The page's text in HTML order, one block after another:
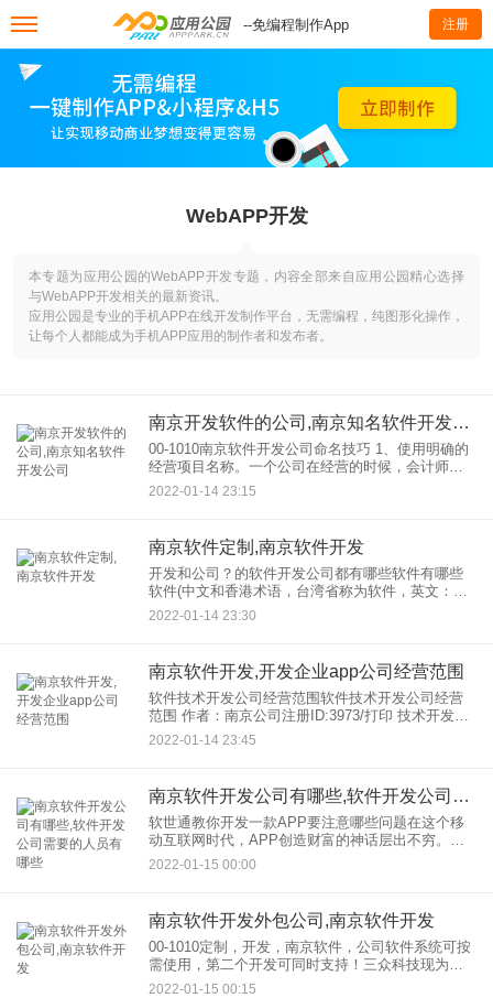
--免编程制作App 注册
WebAPP开发
本专题为应用公园的WebAPP开发专题，内容全部来自应用公园精心选择
与WebAPP开发相关的最新资讯。
应用公园是专业的手机APP在线开发制作平台，无需编程，纯图形化操作，
让每个人都能成为手机APP应用的制作者和发布者。
南京开发软件的公司,南京知名软件开发公司
00-1010南京软件开发公司命名技巧 1、使用明确的
经营项目名称。一个公司在经营的时候，会计师一
定要规划好怎么经营，而公司一定要明确自己要经
营的项目，然后在给公司，起名的时候一定要把握
2022-01-14 23:15
南京软件定制,南京软件开发
开发和公司？的软件开发公司都有哪些软件有哪些
软件(中文和香港术语，台湾省称为软件，英文：
Software)是以特定顺序组织的计算机数据和指令的
集合。简单来说，软件就是程序和文档的集合。也
2022-01-14 23:30
南京软件开发,开发企业app公司经营范围
软件技术开发公司经营范围软件技术开发公司经营
范围 作者：南京公司注册ID:3973/打印 技术开发公
司业务范围参考1: 许可经营项目：(上述经营范围涉
及许可经营项目的，凭许可证书或批
2022-01-14 23:45
南京软件开发公司有哪些,软件开发公司需要的人员有哪些
软世通教你开发一款APP要注意哪些问题在这个移
动互联网时代，APP创造财富的神话层出不穷。越
来越多的企业人和企业家瞄准了APP开发，但其中
一些还处于起步阶段，已经过了PASS，而另一些则
2022-01-15 00:00
南京软件开发外包公司,南京软件开发
00-1010定制，开发，南京软件，公司软件系统可按
需使用，第二个开发可同时支持！三众科技现为在
江苏证券交易所上市的国家高新技术企业，企业、
2022-01-15 00:15